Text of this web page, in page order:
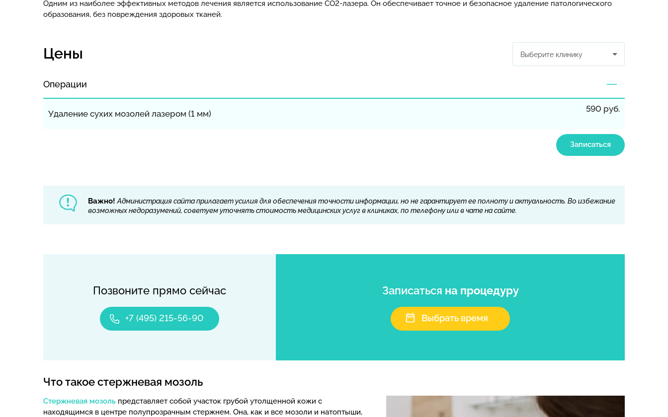
Одним из наиболее эффективных методов лечения является использование CO2-лазера. Он обеспечивает точное и безопасное удаление патологического
образования, без повреждения здоровых тканей.
Цены Выберите клинику
Операции
Удаление сухих мозолей лазером (1 мм) 590 руб.
Записаться
Важно! Администрация сайта прилагает усилия для обеспечения точности информации, но не гарантирует ее полноту и актуальность. Во избежание
возможных недоразумений, советуем уточнять стоимость медицинских услуг в клиниках, по телефону или в чате на сайте.
Позвоните прямо сейчас
+7 (495) 215-56-90
Записаться на процедуру
Выбрать время
Что такое стержневая мозоль
Стержневая мозоль представляет собой участок грубой утолщенной кожи с
находящимся в центре полупрозрачным стержнем. Она, как и все мозоли и натоптыши,